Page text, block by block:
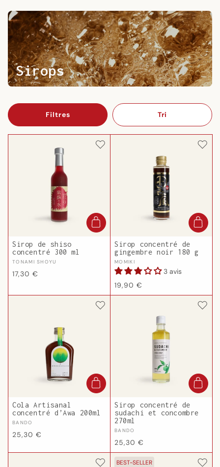
Sirops
Filtres Tri
Sirop de shiso
concentré 300 ml
Fournisseur :
TONAMI SHOYU
Prix
17,30 €
Sirop concentré de
gingembre noir 180 g
Fournisseur :
MOMIKI
3 avis
Prix
habituel
19,90 €
Cola Artisanal
concentré d’Awa 200ml
Fournisseur :
BANDO
Prix
25,30 €
Sirop concentré de
sudachi et concombre
270ml
Fournisseur :
BANDO
Prix
habituel
25,30 €
BEST-SELLER